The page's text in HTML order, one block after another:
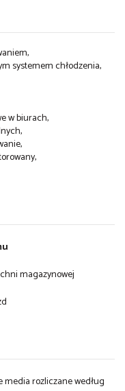
systemem chłodzenia,
w biurach,
magazynowej
media rozliczane według